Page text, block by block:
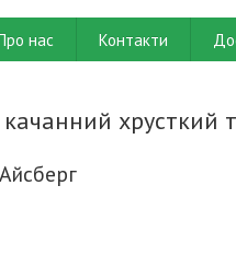
нас Контакти
хрусткий